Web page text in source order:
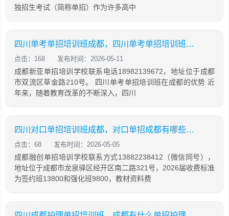
独招生考试（简称单招）作为许多高中
四川单考单招培训班成都，四川单考单招培训班成都有哪些
点击：168 发布时间：2026-05-11
成都新亚单招培训学校联系电话18982139672，地址位于成都
市双流区草金路210号。 四川单考单招培训班在成都的优势 近
年来，随着教育改革的不断深入，四川
四川对口单招培训班成都，对口单招成都有哪些大学
点击：68 发布时间：2026-05-05
成都融创单招培训学校联系方式13882238412（微信同号），
地址位于成都市龙泉驿区经开区南二路321号，2026届收费标准
为签约班13800和强化班9800，教材资料费